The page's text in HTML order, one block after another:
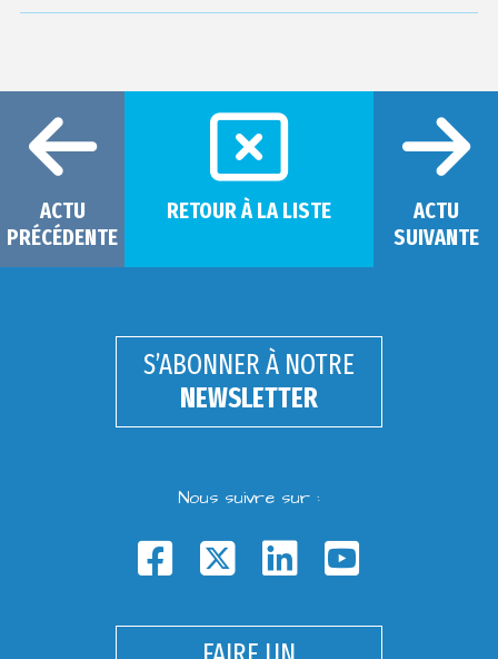
ACTU
PRÉCÉDENTE
RETOUR À LA LISTE
ACTU
SUIVANTE
S’ABONNER À NOTRE
NEWSLETTER
Nous suivre sur :